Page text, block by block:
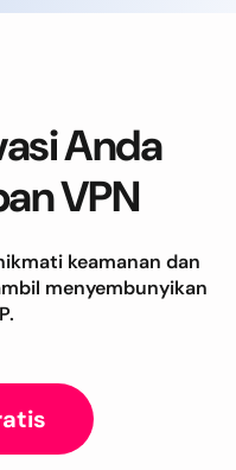
Anda
VPN
keamanan dan
menyembunyikan